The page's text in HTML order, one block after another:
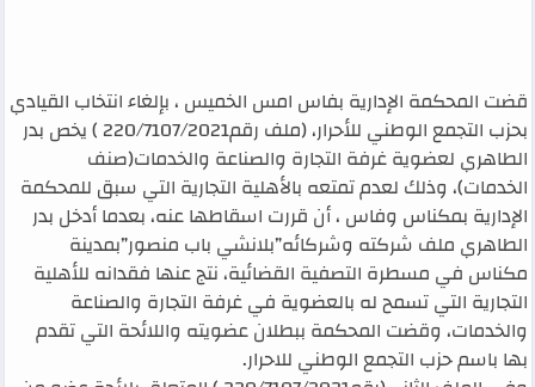
قضت المحكمة الإدارية بفاس امس الخميس ، بإلغاء انتخاب القيادي
بحزب التجمع الوطني للأحرار، (ملف رقم220/7107/2021 ) يخص بدر
الطاهري لعضوية غرفة التجارة والصناعة والخدمات(صنف
الخدمات)، وذلك لعدم تمتعه بالأهلية التجارية التي سبق للمحكمة
الإدارية بمكناس وفاس ، أن قررت اسقاطها عنه، بعدما أدخل بدر
الطاهري ملف شركته وشركائه”بلانشي باب منصور”بمدينة
مكناس في مسطرة التصفية القضائية، نتج عنها فقدانه للأهلية
التجارية التي تسمح له بالعضوية في غرفة التجارة والصناعة
والخدمات، وقضت المحكمة ببطلان عضويته واللائحة التي تقدم
بها باسم حزب التجمع الوطني للاحرار.